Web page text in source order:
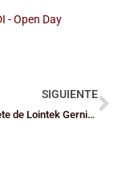
SIGUIENTE
ÉLITE: Doblete de Lointek Gernika y Barakaldo sigue imparable